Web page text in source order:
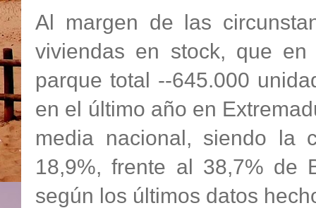
Al margen de las
viviendas en stock, que
parque total --645.000
en el último año en
media nacional, siendo la
18,9%, frente al 38,7% de
según los últimos datos